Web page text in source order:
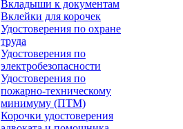
Вкладыши к документам
Вклейки для корочек
Удостоверения по охране
труда
Удостоверения по
электробезопасности
Удостоверения по
пожарно-техническому
минимуму (ПТМ)
Корочки удостоверения